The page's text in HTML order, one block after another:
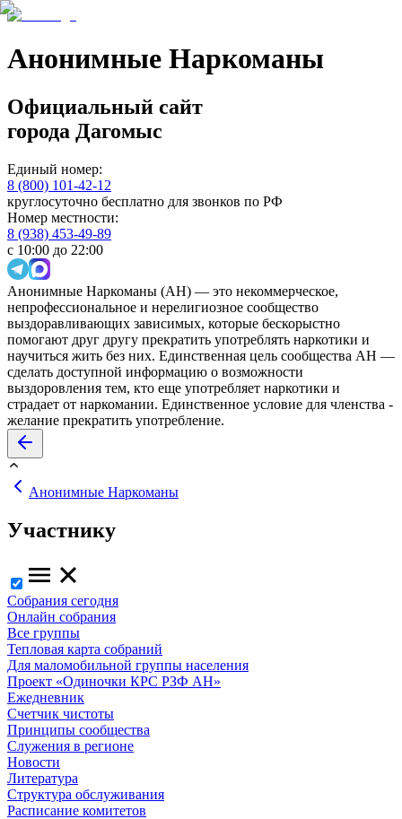
Анонимные Наркоманы
Официальный сайт
города Дагомыс
Единый номер:
8 (800) 101-42-12
круглосуточно бесплатно для звонков по РФ
Номер местности:
8 (938) 453-49-89
с 10:00 до 22:00
Анонимные Наркоманы (АН) — это некоммерческое,
непрофессиональное и нерелигиозное сообщество
выздоравливающих зависимых, которые бескорыстно
помогают друг другу прекратить употреблять наркотики и
научиться жить без них. Единственная цель сообщества АН —
сделать доступной информацию о возможности
выздоровления тем, кто еще употребляет наркотики и
страдает от наркомании. Единственное условие для членства -
желание прекратить употребление.
Анонимные Наркоманы
Участнику
Собрания сегодня
Онлайн собрания
Все группы
Тепловая карта собраний
Для маломобильной группы населения
Проект «Одиночки КРС РЗФ АН»
Ежедневник
Счетчик чистоты
Принципы сообщества
Служения в регионе
Новости
Литература
Структура обслуживания
Расписание комитетов